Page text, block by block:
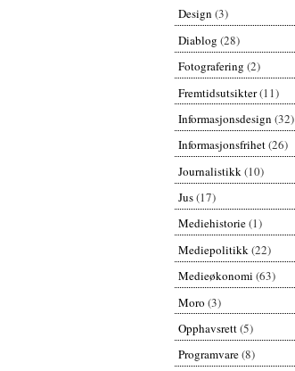
Design (3)
Diablog (28)
Fotografering (2)
Fremtidsutsikter(11)
Informasjonsdesign (32)
Informasjonsfrihet(26)
Journalistikk(10)
Jus(17)
Mediehistorie(1)
Mediepolitikk(22)
Medieøkonomi (63)
Moro (3)
Opphavsrett(5)
Programvare(8)